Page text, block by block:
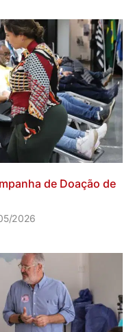
de Doação de
2026